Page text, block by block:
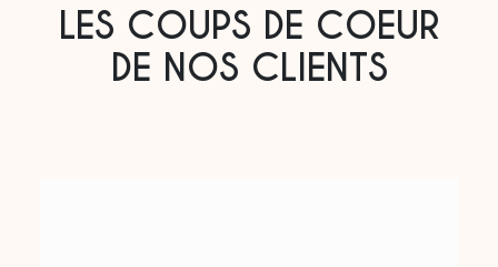
LES COUPS DE COEUR
DE NOS CLIENTS